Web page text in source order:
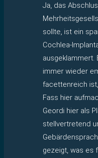
Ja, das
sollte, ist ein
Cochlea-
ausgeklammert.
immer wieder
facettenreich
Fass hier
Geordi hier als
stellvertretend
gezeigt, was es